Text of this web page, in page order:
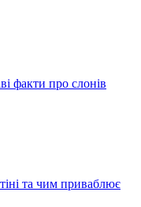
факти про слонів
та чим приваблює